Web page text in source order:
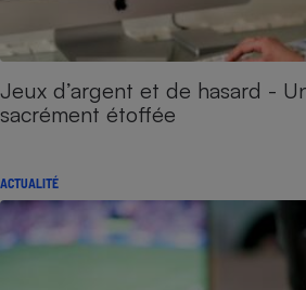
Jeux d’argent et de hasard -
sacrément étoffée
ACTUALITÉ